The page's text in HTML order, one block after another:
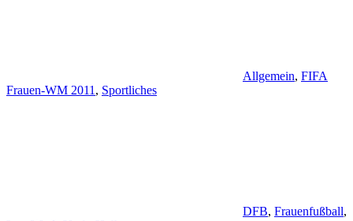
Allgemein, FIFA
Frauen-WM 2011 , Sportliches
DFB, Frauenfußball,